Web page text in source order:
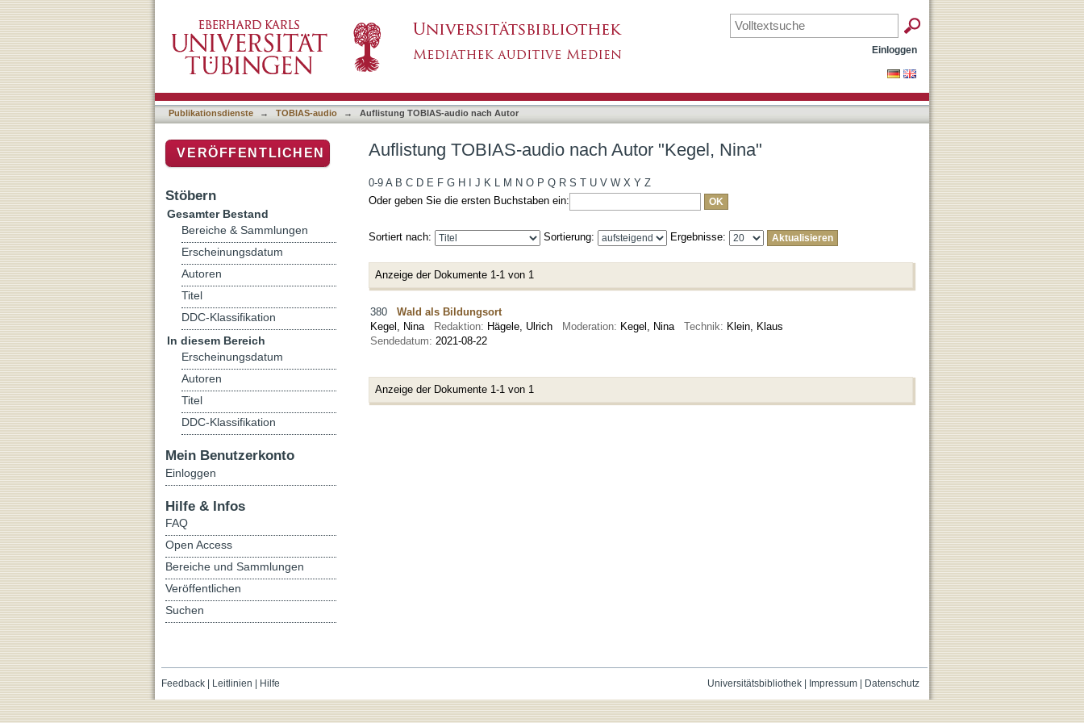
Einloggen
Publikationsdienste → TOBIAS-audio → Auflistung TOBIAS-audio nach Autor
Auflistung TOBIAS-audio nach Autor "Kegel, Nina"
0-9 A B C D E F G H J K L M N O P Q R S T U V W X Y Z
Oder geben Sie die ersten Buchstaben ein:
Sortiert nach: Sortierung: Ergebnisse:
Anzeige der Dokumente 1-1 von 1
380 Wald als Bildungsort
Kegel, Nina
Redaktion: Hägele, Ulrich Moderation: Kegel, Nina Technik: Klein, Klaus
Sendedatum: 2021-08-22
Anzeige der Dokumente 1-1 von 1
VERÖFFENTLICHEN
Stöbern
Gesamter Bestand
Bereiche & Sammlungen
Erscheinungsdatum
Autoren
Titel
DDC-Klassifikation
In diesem Bereich
Erscheinungsdatum
Autoren
Titel
DDC-Klassifikation
Mein Benutzerkonto
Einloggen
Hilfe & Infos
FAQ
Open Access
Bereiche und Sammlungen
Veröffentlichen
Suchen
Universitätsbibliothek| Impressum| Datenschutz
Feedback| Leitlinien | Hilfe